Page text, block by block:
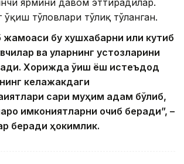
ярмини давом эттирадилар.
ўқиш тўловлари тўлиқ тўланган.
бу хушхабарни илиқ кутиб
ва уларнинг устозларини
Хорижда ўқиш ёш истеъдод
келажакдаги
сари муҳим қадам бўлиб,
имкониятларни очиб беради”, –
беради ҳокимлик.